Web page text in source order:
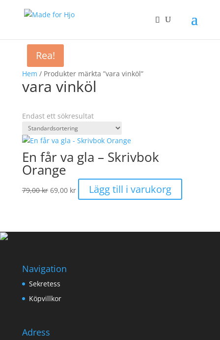
Hem / Produkter märkta ”vara vinköl”
vara vinköl
Endast ett sökresultat
Rea!
En får va gla – Skrivbok
Orange
79,00kr Det
ursprungliga
79,00 kr.
69,00 kr
nuvarande
69,00 kr.
Lägg till i varukorg
Navigation
Sekretess
Köpvillkor
Adress